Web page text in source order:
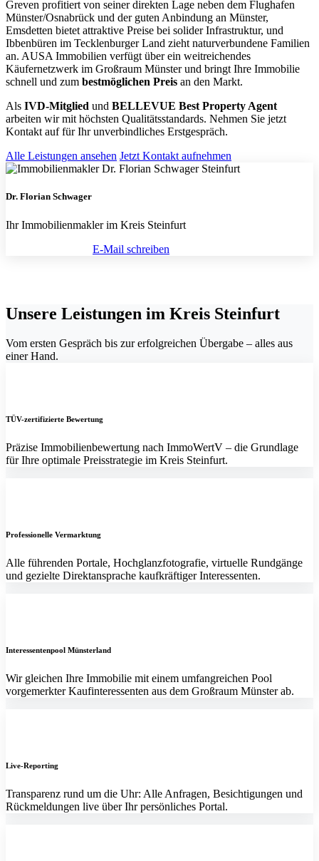
Greven profitiert von seiner direkten Lage neben dem Flughafen
Münster/Osnabrück und der guten Anbindung an Münster,
Emsdetten bietet attraktive Preise bei solider Infrastruktur, und
Ibbenbüren im Tecklenburger Land zieht naturverbundene Familien
an. AUSA Immobilien verfügt über ein weitreichendes
Käufernetzwerk im Großraum Münster und bringt Ihre Immobilie
schnell und zum bestmöglichen Preis an den Markt.
Als IVD-Mitglied und BELLEVUE Best Property Agent
arbeiten wir mit höchsten Qualitätsstandards. Nehmen Sie jetzt
Kontakt auf für Ihr unverbindliches Erstgespräch.
Alle Leistungen ansehen Jetzt Kontakt aufnehmen
Dr. Florian Schwager
Ihr Immobilienmakler im Kreis Steinfurt
E-Mail schreiben
Unsere Leistungen im Kreis Steinfurt
Vom ersten Gespräch bis zur erfolgreichen Übergabe – alles aus
einer Hand.
TÜV-zertifizierte Bewertung
Präzise Immobilienbewertung nach ImmoWertV – die Grundlage
für Ihre optimale Preisstrategie im Kreis Steinfurt.
Professionelle Vermarktung
Alle führenden Portale, Hochglanzfotografie, virtuelle Rundgänge
und gezielte Direktansprache kaufkräftiger Interessenten.
Interessentenpool Münsterland
Wir gleichen Ihre Immobilie mit einem umfangreichen Pool
vorgemerkter Kaufinteressenten aus dem Großraum Münster ab.
Live-Reporting
Transparenz rund um die Uhr: Alle Anfragen, Besichtigungen und
Rückmeldungen live über Ihr persönliches Portal.